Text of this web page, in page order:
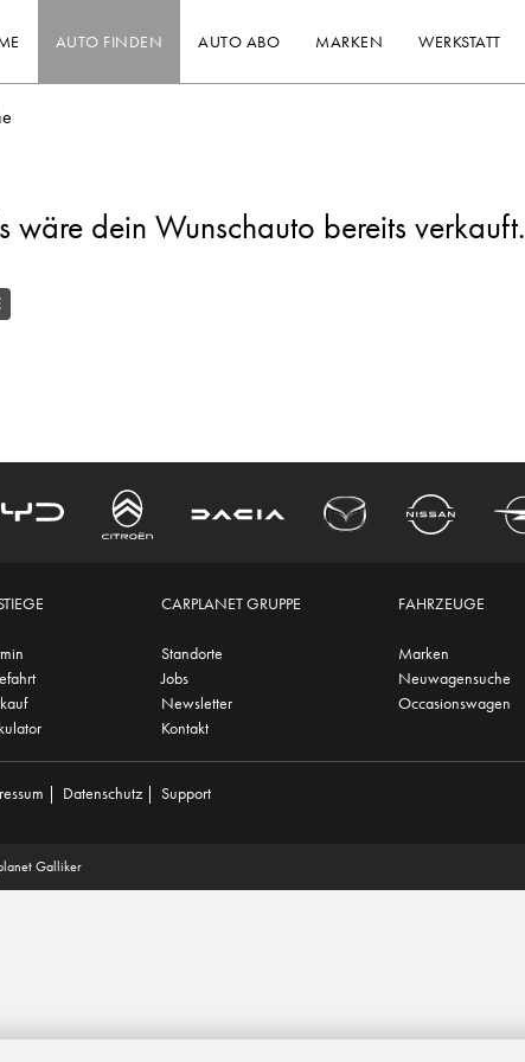
AUTO FINDEN AUTO ABO MARKEN WERKSTATT
wäre dein Wunschauto bereits verkauft.
CARPLANET GRUPPE
Standorte
Jobs
Newsletter
Kontakt
FAHRZEUGE
Marken
Neuwagensuche
Occasionswagen
| Datenschutz| Support
Galliker